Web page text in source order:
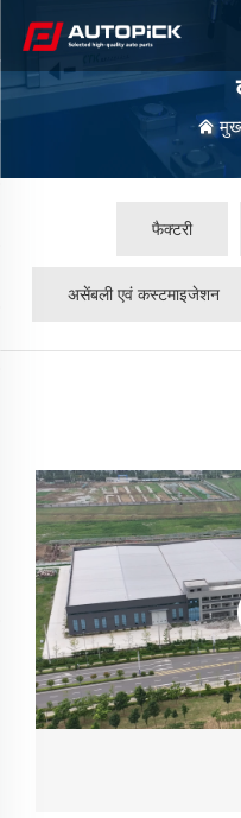
फैक्टरी
असेंबली एवं कस्टमाइजेशन